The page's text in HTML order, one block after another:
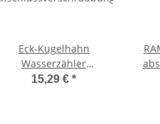
Eck-Kugelhahn
Wasserzähler
Anschlussverschraubung,
15,29 € *